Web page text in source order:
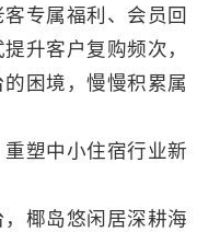
专属福利、会员回
升客户复购频次，
困境，慢慢积累属
塑中小住宿行业新
椰岛悠闲居深耕海